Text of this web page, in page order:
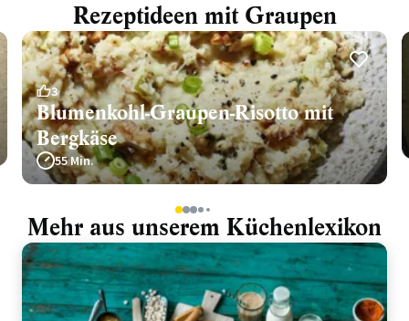
Rezeptideen mit Graupen
3
Blumenkohl-Graupen-Risotto mit
Bergkäse
55 Min.
1234 5
Mehr aus unserem Küchenlexikon